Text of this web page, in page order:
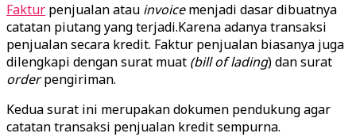
Faktur penjualan atau invoicemenjadi dasar dibuatnya
catatan piutang yang terjadi.Karena adanya transaksi
penjualan secara kredit. Faktur penjualan biasanya juga
dilengkapi dengan surat muat (bill of lading) dan surat
orderpengiriman.
Kedua surat ini merupakan dokumen pendukung agar
catatan transaksi penjualan kredit sempurna.